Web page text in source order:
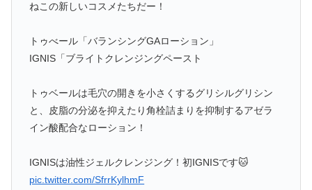
ねこの新しいコスメたちだー！
トゥべール「バランシングGAローション」
IGNIS「ブライトクレンジングペースト
トゥベールは毛穴の開きを小さくするグリシルグリシン
と、皮脂の分泌を抑えたり角栓詰まりを抑制するアゼラ
イン酸配合なローション！
IGNISは油性ジェルクレンジング！初IGNISです🐱
pic.twitter.com/SfrrKylhmF